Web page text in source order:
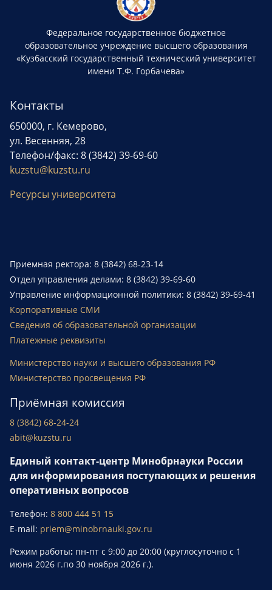
Федеральное государственное бюджетное
образовательное учреждение высшего образования
«Кузбасский государственный технический университет
имени Т.Ф. Горбачева»
Контакты
650000, г. Кемерово,
ул. Весенняя, 28
Телефон/факс: 8 (3842) 39-69-60
kuzstu@kuzstu.ru
Ресурсы университета
Приемная ректора: 8 (3842) 68-23-14
Отдел управления делами: 8 (3842) 39-69-60
Управление информационной политики: 8 (3842) 39-69-41
Корпоративные СМИ
Сведения об образовательной организации
Платежные реквизиты
Министерство науки и высшего образования РФ
Министерство просвещения РФ
Приёмная комиссия
8 (3842) 68-24-24
abit@kuzstu.ru
Единый контакт-центр Минобрнауки России
для информирования поступающих и решения
оперативных вопросов
Телефон: 8 800 444 51 15
E-mail: priem@minobrnauki.gov.ru
Режим работы: пн-пт с 9:00 до 20:00 (круглосуточно с 1
июня 2026 г.по 30 ноября 2026 г.).